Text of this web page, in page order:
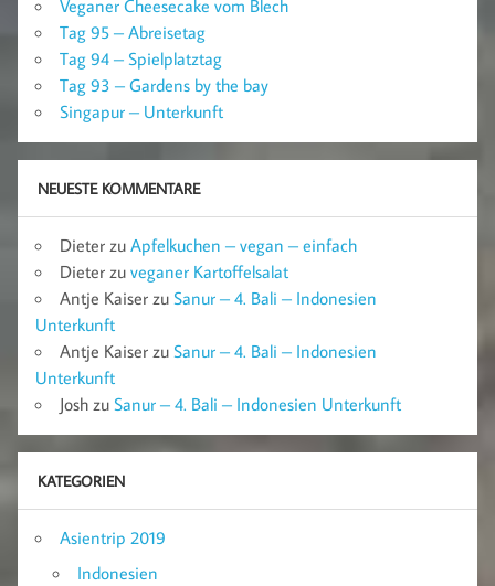
Veganer Cheesecake vom Blech
Tag 95 – Abreisetag
Tag 94 – Spielplatztag
Tag 93 – Gardens by the bay
Singapur – Unterkunft
NEUESTE KOMMENTARE
Dieter zu Apfelkuchen – vegan – einfach
Dieter zu veganer Kartoffelsalat
Antje Kaiser zu Sanur – 4. Bali – Indonesien
Unterkunft
Antje Kaiser zu Sanur – 4. Bali – Indonesien
Unterkunft
Josh zu Sanur – 4. Bali – Indonesien Unterkunft
KATEGORIEN
Asientrip 2019
Indonesien